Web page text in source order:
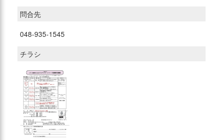
問合先
048-935-1545
チラシ